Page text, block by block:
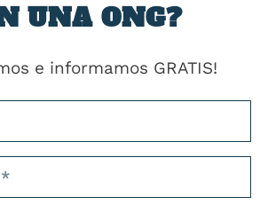
orina en los Países Bajos» fueron
lo que en 2018 uno de ellos, el 66º
trajo el llamado «Baath in Eugen Blaas»
está empezando a implementarla. Se
UNA ONG?
e informamos GRATIS!